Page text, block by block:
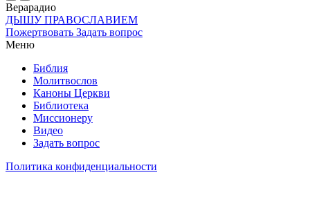
Верарадио
ДЫШУ ПРАВОСЛАВИЕМ
Пожертвовать Задать вопрос
Меню
Библия
Молитвослов
Каноны Церкви
Библиотека
Миссионеру
Видео
Задать вопрос
Политика конфиденциальности